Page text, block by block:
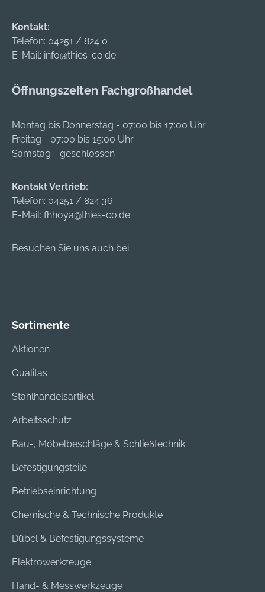
Kontakt:
Telefon: 04251 / 824 0
E-Mail: info@thies-co.de
Öffnungszeiten Fachgroßhandel
Montag bis Donnerstag - 07:00 bis 17:00 Uhr
Freitag - 07:00 bis 15:00 Uhr
Samstag - geschlossen
Kontakt Vertrieb:
Telefon: 04251 / 824 36
E-Mail: fhhoya@thies-co.de
Besuchen Sie uns auch bei:
Sortimente
Aktionen
Qualitas
Stahlhandelsartikel
Arbeitsschutz
Bau-, Möbelbeschläge & Schließtechnik
Befestigungsteile
Betriebseinrichtung
Chemische & Technische Produkte
Dübel & Befestigungssysteme
Elektrowerkzeuge
Hand- & Messwerkzeuge